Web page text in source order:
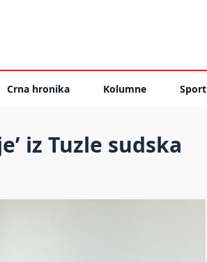
Crna hronika Kolumne Sport
iz Tuzle sudska